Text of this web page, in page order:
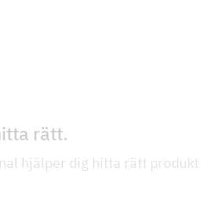
rätt.
hjälper dig hitta rätt produkt